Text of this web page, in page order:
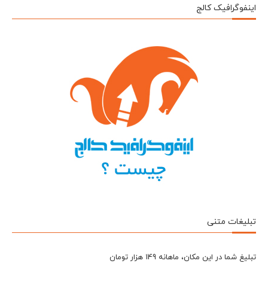
اینفوگرافیک کالج
تبلیغات متنی
تبلیغ شما در این مکان، ماهانه 149 هزار تومان